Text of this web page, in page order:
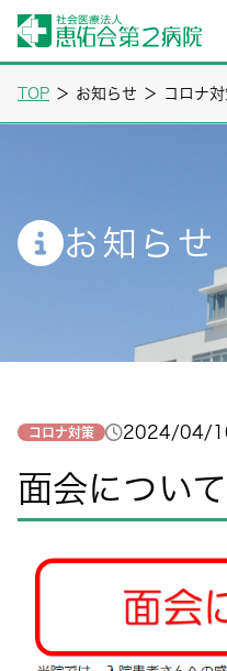
TOP ＞ お知らせ ＞ コロナ
お知らせ
コロナ対策 2024/04/
面会につい